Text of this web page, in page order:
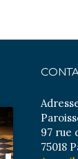
97 rue
75018